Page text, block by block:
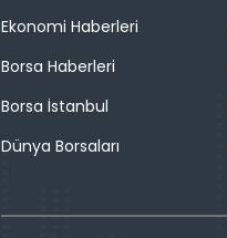
Ekonomi Haberleri
Borsa Haberleri
Borsa İstanbul
Dünya Borsaları